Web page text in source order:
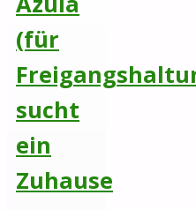
(für
sucht
ein
Zuhause